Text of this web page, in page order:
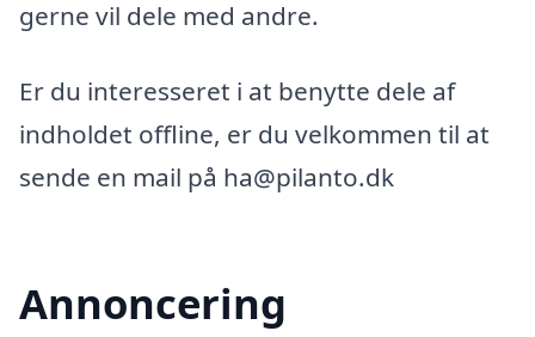
gerne vil dele med andre.
Er du interesseret i at benytte dele af
indholdet offline, er du velkommen til at
sende en mail på ha@pilanto.dk
Annoncering